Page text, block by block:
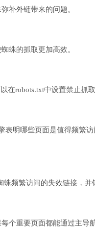
补外链带来的问题。
蛛的抓取更加高效。
robots.txt中设置禁止抓
明哪些页面是值得频繁
频繁访问的失效链接，
个重要页面都能通过主导